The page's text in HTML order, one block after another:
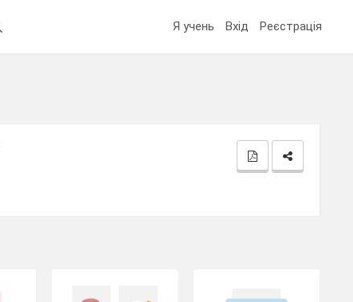
Я учень Вхід Реєстрація